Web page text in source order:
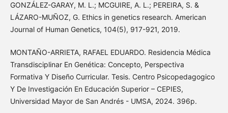
GONZÁLEZ-GARAY, M. L.; MCGUIRE, A. L.; PEREIRA, S. &
LÁZARO-MUÑOZ, G. Ethics in genetics research. American
Journal of Human Genetics, 104(5), 917-921, 2019.
MONTAÑO-ARRIETA, RAFAEL EDUARDO. Residencia Médica
Transdisciplinar En Genética: Concepto, Perspectiva
Formativa Y Diseño Curricular. Tesis. Centro Psicopedagogico
Y De Investigación En Educación Superior – CEPIES,
Universidad Mayor de San Andrés - UMSA, 2024. 396p.